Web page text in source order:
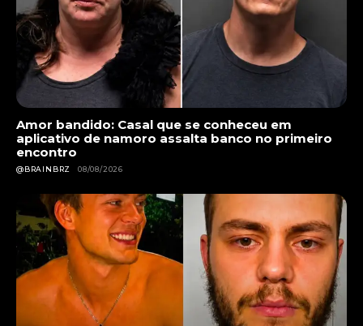
Amor bandido: Casal que se conheceu em
aplicativo de namoro assalta banco no primeiro
encontro
@BRAINBRZ 08/08/2026